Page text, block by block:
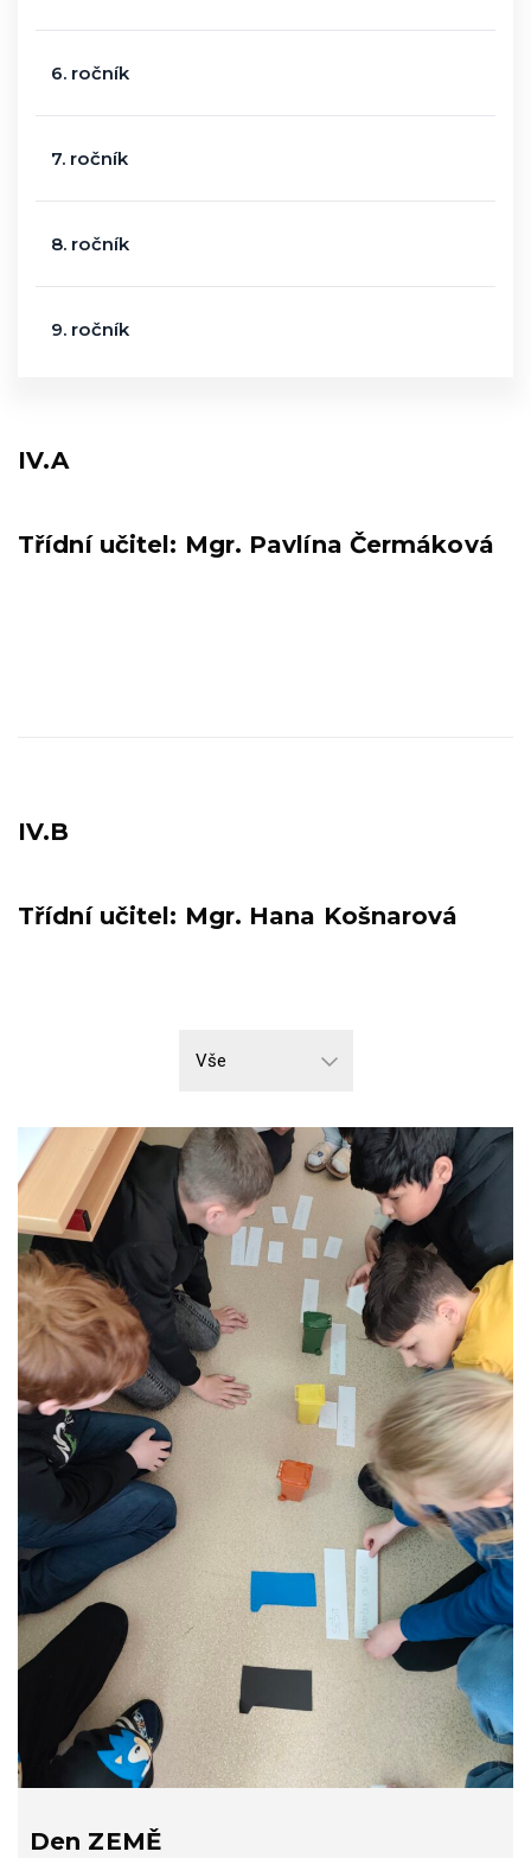
IV.A
Třídní učitel: Mgr. Pavlína Čermáková
IV.B
Třídní učitel: Mgr. Hana Košnarová
Den ZEMĚ
6. ročník
7. ročník
8. ročník
9. ročník